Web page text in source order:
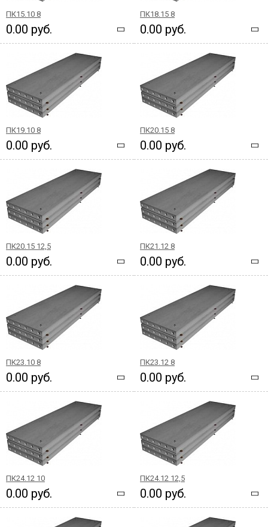
ПК15.10 8
0.00 руб.
ПК18.15 8
0.00 руб.
ПК19.10 8
0.00 руб.
ПК20.15 8
0.00 руб.
ПК20.15 12,5
0.00 руб.
ПК21.12 8
0.00 руб.
ПК23.10 8
0.00 руб.
ПК23.12 8
0.00 руб.
ПК24.12 10
0.00 руб.
ПК24.12 12,5
0.00 руб.